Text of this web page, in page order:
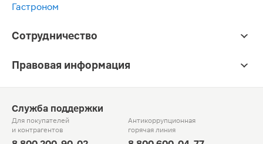
Гастроном
Сотрудничество
Правовая информация
Служба поддержки
Для покупателей
и контрагентов
Антикоррупционная
горячая линия